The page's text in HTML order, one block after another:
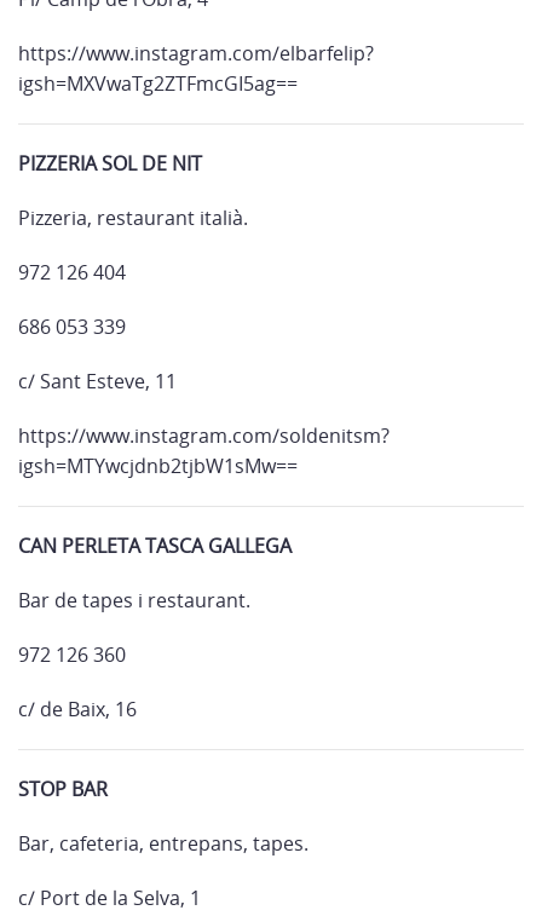
https://www.instagram.com/elbarfelip?
igsh=MXVwaTg2ZTFmcGI5ag==
PIZZERIA SOL DE NIT
Pizzeria, restaurant italià.
972 126 404
686 053 339
c/ Sant Esteve, 11
https://www.instagram.com/soldenitsm?
igsh=MTYwcjdnb2tjbW1sMw==
CAN PERLETA TASCA GALLEGA
Bar de tapes i restaurant.
972 126 360
c/ de Baix, 16
STOP BAR
Bar, cafeteria, entrepans, tapes.
c/ Port de la Selva, 1